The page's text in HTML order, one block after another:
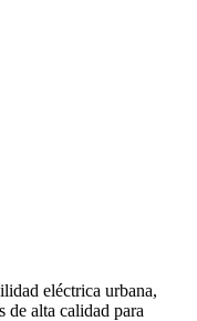
eléctrica urbana,
de alta calidad para